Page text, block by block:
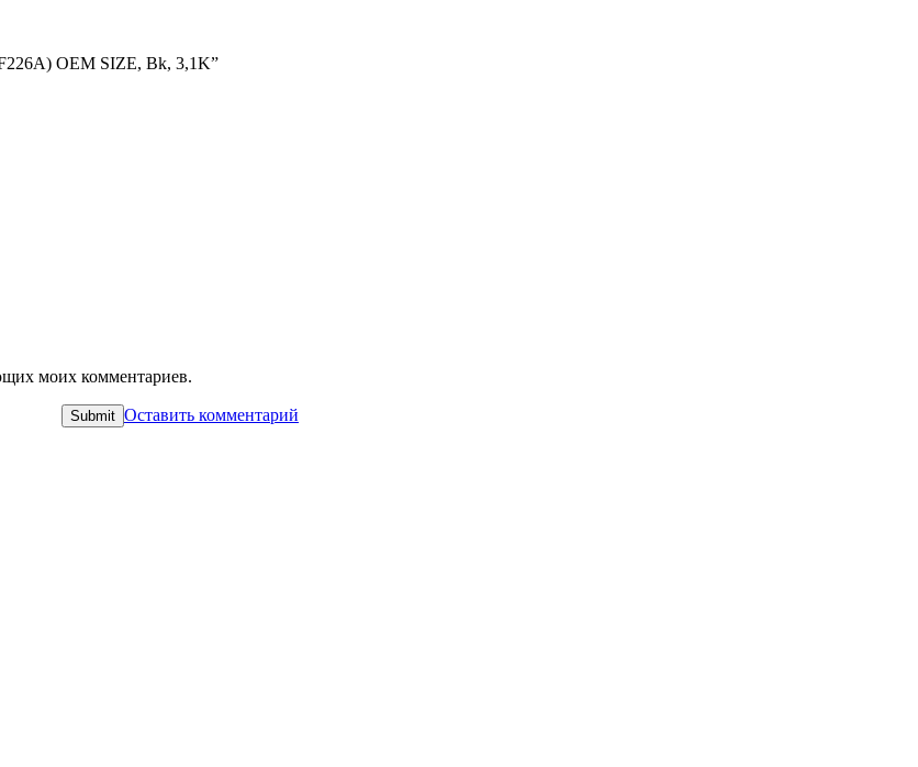
OEM SIZE, Bk, 3,1K”
моих комментариев.
Оставить комментарий